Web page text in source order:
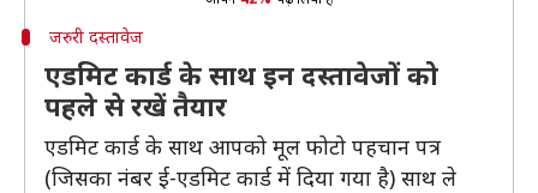
जरुरी दस्तावेज
एडमिट कार्ड के साथ इन दस्तावेजों को
पहले से रखें तैयार
एडमिट कार्ड के साथ आपको मूल फोटो पहचान पत्र
(जिसका नंबर ई-एडमिट कार्ड में दिया गया है) साथ ले